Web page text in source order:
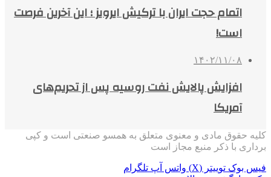
اتمام حجت ایران با ترکیش ایرویز ؛ این آخرین فرصت
است!
۱۴۰۲/۱۱/۰۸
افزایش پالایش نفت روسیه پس از تحریم‌های
آمریکا
کلیه حقوق مادی و معنوی متعلق به همسو صنعتی است و کپی
برداری با ذکر منبع مجاز است
فیس بوک توییتر (X) واتس آپ تلگرام